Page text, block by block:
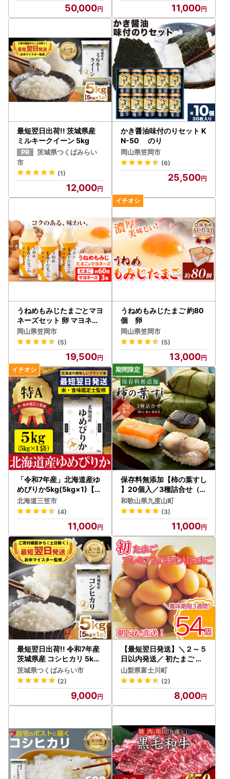
50,000 11,000
最短翌日出荷!! 茨城県産
ミルキークイーン 5kg
茨城県つくばみらい
市
(1)
12,000
かき醤油味付のりセット K
N-50 のり
岡山県笠岡市
(6)
25,500
うねめもみじたまごとマヨ
ネーズセット 卵 マヨネー
ズ
岡山県笠岡市
(5)
19,500
うねめもみじたまご 約80
個 卵
岡山県笠岡市
(5)
13,000
「令和7年産」北海道産ゆ
めぴりか5kg(5kg×1)【特
Aランク】米・食味鑑定士
監修＜最短翌日発送＞【1
606508】
北海道三笠市
(4)
11,000
保存料無添加【柿の葉すし
】20個入／3種詰合せ（鯖
12・鮭4・椎茸4）［KW1
］
和歌山県九度山町
(3)
11,000
最短翌日出荷!! 令和7年産
茨城県産 コシヒカリ 5kg (
5kg ×1袋)
茨城県つくばみらい市
(2)
9,000
【最短翌日発送】＼２～５
日以内発送／ 初たまご プ
レミアムひまわりたまご5
4個程度※破卵補償
山梨県富士川町
(2)
8,000